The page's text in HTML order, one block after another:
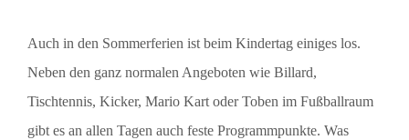
Auch in den Sommerferien ist beim Kindertag einiges los.
Neben den ganz normalen Angeboten wie Billard,
Tischtennis, Kicker, Mario Kart oder Toben im Fußballraum
gibt es an allen Tagen auch feste Programmpunkte. Was